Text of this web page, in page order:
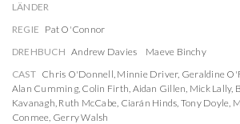
LÄNDER
REGIE Pat O'Connor
DREHBUCH Andrew Davies
Maeve Binchy
CAST Chris O'Donnell, Minnie Driver, Geraldine
Alan Cumming, Colin Firth, Aidan Gillen, Mick Lally,
Kavanagh, Ruth McCabe, Ciarán Hinds, Tony Doyle,
Conmee, Gerry Walsh